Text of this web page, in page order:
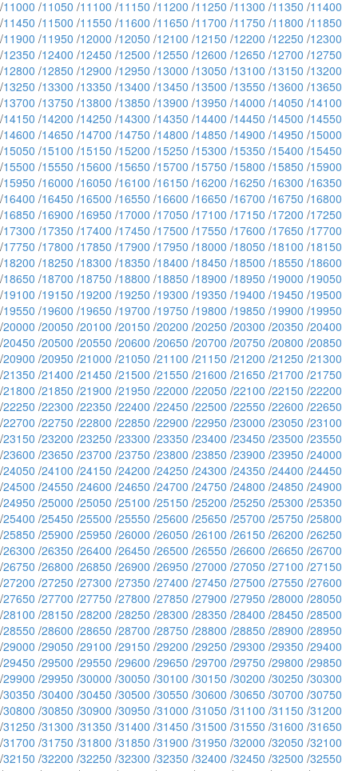
/11000 /11050 /11100 /11150 /11200 /11250 /11300 /11350 /11400
/11450 /11500 /11550 /11600 /11650 /11700 /11750 /11800 /11850
/11900 /11950 /12000 /12050 /12100 /12150 /12200 /12250 /12300
/12350 /12400 /12450 /12500 /12550 /12600 /12650 /12700 /12750
/12800 /12850 /12900 /12950 /13000 /13050 /13100 /13150 /13200
/13250 /13300 /13350 /13400 /13450 /13500 /13550 /13600 /13650
/13700 /13750 /13800 /13850 /13900 /13950 /14000 /14050 /14100
/14150 /14200 /14250 /14300 /14350 /14400 /14450 /14500 /14550
/14600 /14650 /14700 /14750 /14800 /14850 /14900 /14950 /15000
/15050 /15100 /15150 /15200 /15250 /15300 /15350 /15400 /15450
/15500 /15550 /15600 /15650 /15700 /15750 /15800 /15850 /15900
/15950 /16000 /16050 /16100 /16150 /16200 /16250 /16300 /16350
/16400 /16450 /16500 /16550 /16600 /16650 /16700 /16750 /16800
/16850 /16900 /16950 /17000 /17050 /17100 /17150 /17200 /17250
/17300 /17350 /17400 /17450 /17500 /17550 /17600 /17650 /17700
/17750 /17800 /17850 /17900 /17950 /18000 /18050 /18100 /18150
/18200 /18250 /18300 /18350 /18400 /18450 /18500 /18550 /18600
/18650 /18700 /18750 /18800 /18850 /18900 /18950 /19000 /19050
/19100 /19150 /19200 /19250 /19300 /19350 /19400 /19450 /19500
/19550 /19600 /19650 /19700 /19750 /19800 /19850 /19900 /19950
/20000 /20050 /20100 /20150 /20200 /20250 /20300 /20350 /20400
/20450 /20500 /20550 /20600 /20650 /20700 /20750 /20800 /20850
/20900 /20950 /21000 /21050 /21100 /21150 /21200 /21250 /21300
/21350 /21400 /21450 /21500 /21550 /21600 /21650 /21700 /21750
/21800 /21850 /21900 /21950 /22000 /22050 /22100 /22150 /22200
/22250 /22300 /22350 /22400 /22450 /22500 /22550 /22600 /22650
/22700 /22750 /22800 /22850 /22900 /22950 /23000 /23050 /23100
/23150 /23200 /23250 /23300 /23350 /23400 /23450 /23500 /23550
/23600 /23650 /23700 /23750 /23800 /23850 /23900 /23950 /24000
/24050 /24100 /24150 /24200 /24250 /24300 /24350 /24400 /24450
/24500 /24550 /24600 /24650 /24700 /24750 /24800 /24850 /24900
/24950 /25000 /25050 /25100 /25150 /25200 /25250 /25300 /25350
/25400 /25450 /25500 /25550 /25600 /25650 /25700 /25750 /25800
/25850 /25900 /25950 /26000 /26050 /26100 /26150 /26200 /26250
/26300 /26350 /26400 /26450 /26500 /26550 /26600 /26650 /26700
/26750 /26800 /26850 /26900 /26950 /27000 /27050 /27100 /27150
/27200 /27250 /27300 /27350 /27400 /27450 /27500 /27550 /27600
/27650 /27700 /27750 /27800 /27850 /27900 /27950 /28000 /28050
/28100 /28150 /28200 /28250 /28300 /28350 /28400 /28450 /28500
/28550 /28600 /28650 /28700 /28750 /28800 /28850 /28900 /28950
/29000 /29050 /29100 /29150 /29200 /29250 /29300 /29350 /29400
/29450 /29500 /29550 /29600 /29650 /29700 /29750 /29800 /29850
/29900 /29950 /30000 /30050 /30100 /30150 /30200 /30250 /30300
/30350 /30400 /30450 /30500 /30550 /30600 /30650 /30700 /30750
/30800 /30850 /30900 /30950 /31000 /31050 /31100 /31150 /31200
/31250 /31300 /31350 /31400 /31450 /31500 /31550 /31600 /31650
/31700 /31750 /31800 /31850 /31900 /31950 /32000 /32050 /32100
/32150 /32200 /32250 /32300 /32350 /32400 /32450 /32500 /32550